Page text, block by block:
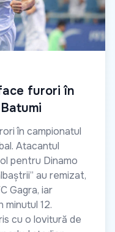
furori în
în campionatul
Atacantul
pentru Dinamo
au remizat,
Gagra, iar
minutul 12.
cu o lovitură de